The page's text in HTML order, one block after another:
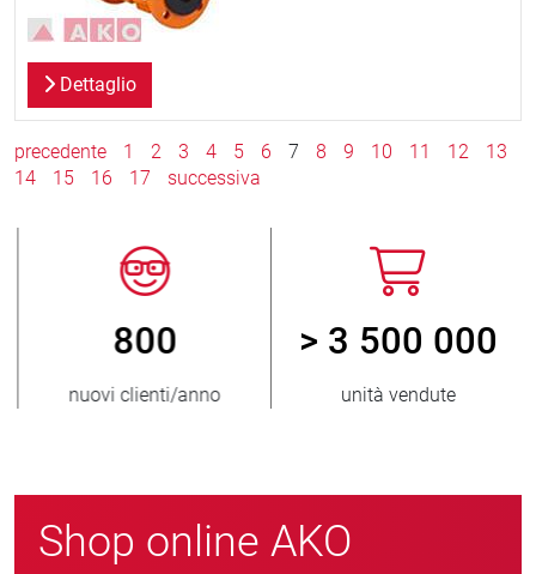
Dettaglio
precedente 1 2 3 4 5 6 7 8 9 10 11 12
13
14
15 16 17 successiva
800
nuovi clienti/anno
> 3 500 000
unità vendute
Shop online AKO